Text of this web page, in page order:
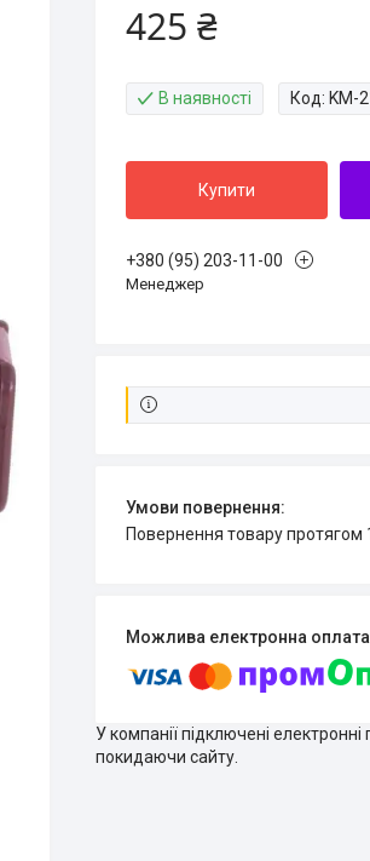
425 ₴
В наявності Код: KM-
Купити
+380 (95) 203-11-00
Менеджер
повернення товару протягом
У компанії підключені
покидаючи сайту.